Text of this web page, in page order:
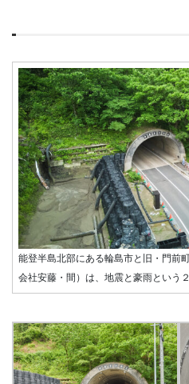
能登半島北部にある輪島市と旧・門前
会社安藤・間）は、地震と豪雨という